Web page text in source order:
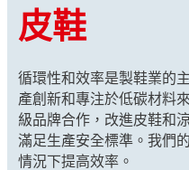
皮鞋
循環性和效率是製鞋業的
產創新和專注於低碳材料
級品牌合作，改進皮鞋和
滿足生產安全標準。我們
情況下提高效率。